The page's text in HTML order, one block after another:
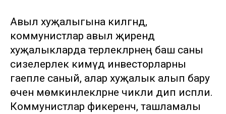
Авыл хуҗалыгына килгәндә,
коммунистлар авыл җирендә
хуҗалыкларда терлекләрнең баш саны
сизелерлек кимүдә инвесторларны
гаепле саный, алар хуҗалык алып бару
өчен мөмкинлекләрне чикли дип исәпли.
Коммунистлар фикеренчә, ташламалы